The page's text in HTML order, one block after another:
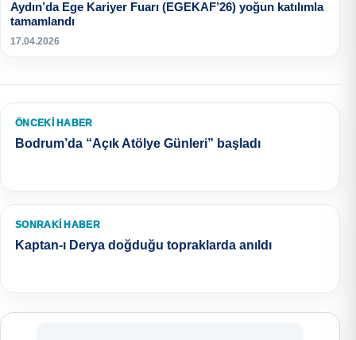
Aydın’da Ege Kariyer Fuarı (EGEKAF’26) yoğun katılımla
tamamlandı
17.04.2026
ÖNCEKI HABER
Bodrum’da “Açık Atölye Günleri” başladı
SONRAKI HABER
Kaptan-ı Derya doğduğu topraklarda anıldı